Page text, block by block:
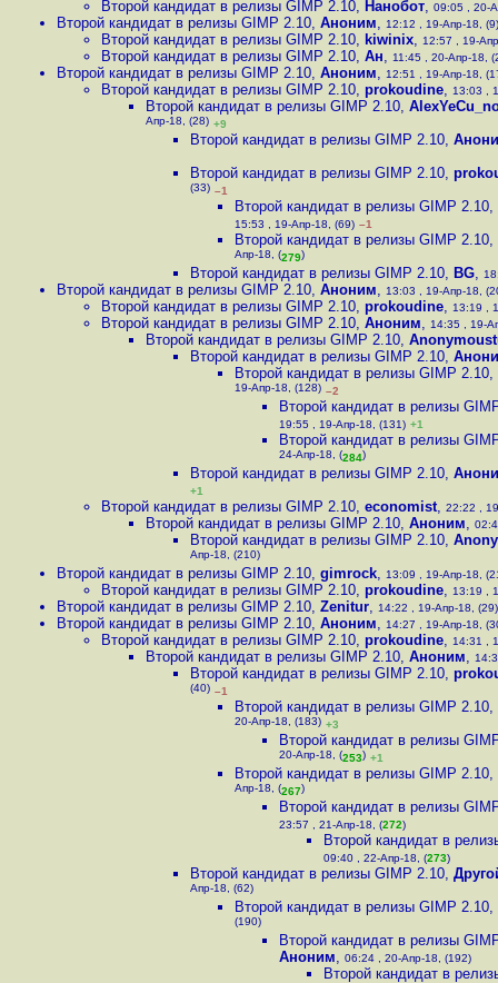
Второй кандидат в релизы GIMP 2.10, Нанобот, 09:05 , 20-
Второй кандидат в релизы GIMP 2.10, Аноним, 12:12 , 19-Апр-18, (9)
Второй кандидат в релизы GIMP 2.10, kiwinix, 12:57 , 19-
Второй кандидат в релизы GIMP 2.10, Ан, 11:45 , 20-Апр-18,
Второй кандидат в релизы GIMP 2.10, Аноним, 12:51 , 19-Апр-18,
Второй кандидат в релизы GIMP 2.10, prokoudine, 13:03 ,
Второй кандидат в релизы GIMP 2.10,
Апр-18, (28) +9
Второй кандидат в релизы GIMP 2.10,
Второй кандидат в релизы GIMP 2.10,
(33) –1
Второй кандидат в релизы GIMP 2.10,
15:53 , 19-Апр-18, (69) –1
Второй кандидат в релизы GIMP 2.10,
Апр-18, (279)
Второй кандидат в релизы GIMP 2.10, BG,
Второй кандидат в релизы GIMP 2.10, Аноним, 13:03 , 19-Апр-18,
Второй кандидат в релизы GIMP 2.10, prokoudine, 13:19 ,
Второй кандидат в релизы GIMP 2.10, Аноним, 14:35 , 19-
Второй кандидат в релизы GIMP 2.10,
Второй кандидат в релизы GIMP 2.10,
Второй кандидат в релизы GIMP 2.10,
19-Апр-18, (128) –2
Второй кандидат в релизы
19:55 , 19-Апр-18, (131) +1
Второй кандидат в релизы
24-Апр-18, (284)
Второй кандидат в релизы GIMP 2.10,
+1
Второй кандидат в релизы GIMP 2.10, economist, 22:22 ,
Второй кандидат в релизы GIMP 2.10, Аноним,
Второй кандидат в релизы GIMP 2.10,
Апр-18, (210)
Второй кандидат в релизы GIMP 2.10, gimrock, 13:09 , 19-Апр-18,
Второй кандидат в релизы GIMP 2.10, prokoudine, 13:19 ,
Второй кандидат в релизы GIMP 2.10, Zenitur, 14:22 , 19-Апр-18, (29)
Второй кандидат в релизы GIMP 2.10, Аноним, 14:27 , 19-Апр-18,
Второй кандидат в релизы GIMP 2.10, prokoudine, 14:31 ,
Второй кандидат в релизы GIMP 2.10, Аноним,
Второй кандидат в релизы GIMP 2.10,
(40) –1
Второй кандидат в релизы GIMP 2.10,
20-Апр-18, (183) +3
Второй кандидат в релизы
20-Апр-18, (253) +1
Второй кандидат в релизы GIMP 2.10,
Апр-18, (267)
Второй кандидат в релизы
23:57 , 21-Апр-18, (272)
Второй кандидат в
09:40 , 22-Апр-18, (273)
Второй кандидат в релизы GIMP 2.10,
Апр-18, (62)
Второй кандидат в релизы GIMP 2.10,
(190)
Второй кандидат в релизы
Аноним, 06:24 , 20-Апр-18, (192)
Второй кандидат в